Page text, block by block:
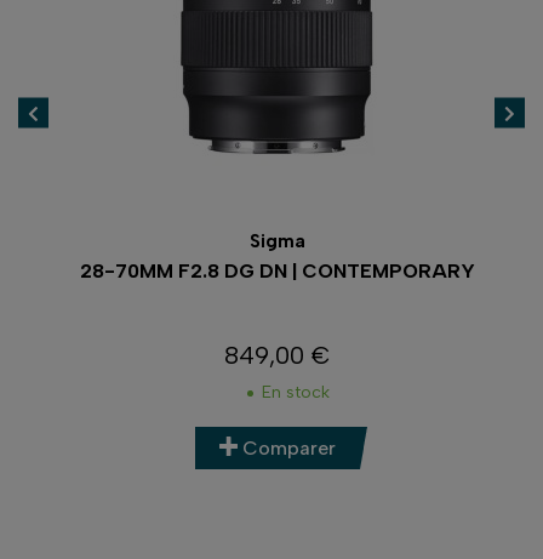
Sigma
28-70MM F2.8 DG DN | CONTEMPORARY
Prix
849,00 €
En stock
Comparer